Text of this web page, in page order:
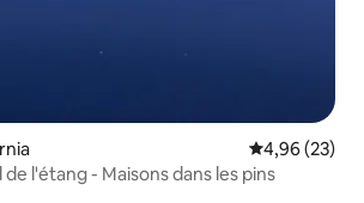
Évaluation
4,96 (23)
l'étang - Maisons dans les pins